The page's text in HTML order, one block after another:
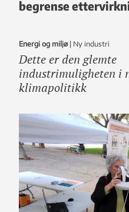
begrense
Energi og miljø | ny industri
Dette er den glemte
industrimuligheten i
klimapolitikk